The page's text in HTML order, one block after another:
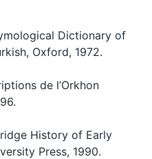
Dictionary of
Oxford, 1972.
de l’Orkhon
History of Early
Press, 1990.